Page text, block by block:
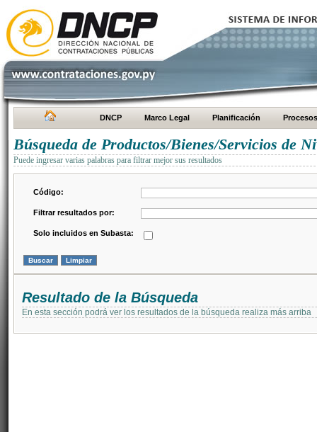
DNCP Marco Legal Planificación Procesos
Búsqueda de Productos/Bienes/Servicios de
Puede ingresar varias palabras para filtrar mejor sus resultados
Código:
Filtrar resultados por:
Solo incluidos en Subasta:
Resultado de la Búsqueda
En esta sección podrá ver los resultados de la búsqueda realiza más arriba